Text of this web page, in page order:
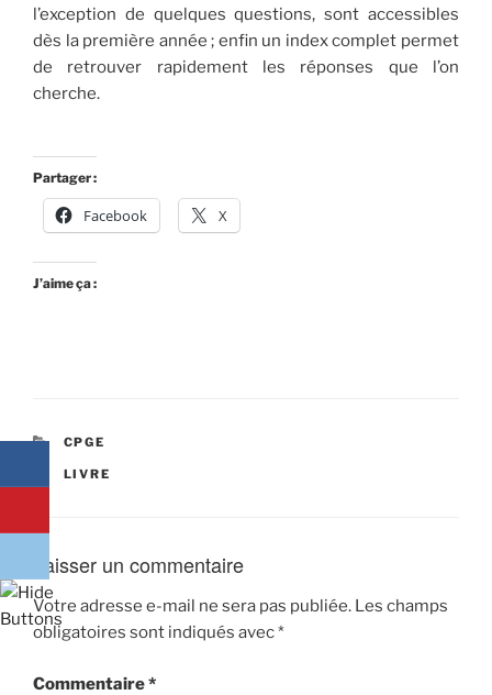
l’exception de quelques questions, sont accessibles
dès la première année ; enfin un index complet permet
de retrouver rapidement les réponses que l’on
cherche.
Partager :
Facebook X
J’aime ça :
CATÉGORIES
CPGE
ÉTIQUETTES
LIVRE
Laisser un commentaire
Votre adresse e-mail ne sera pas publiée. Les champs
obligatoires sont indiqués avec*
Commentaire*